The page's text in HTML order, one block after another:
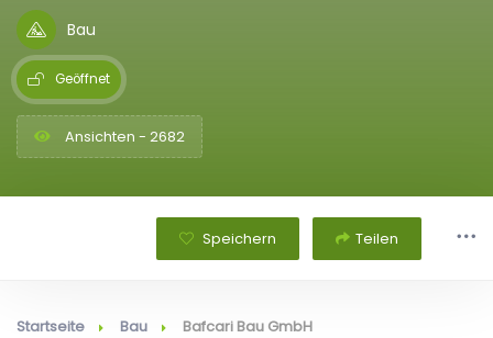
Bau
Geöffnet
Ansichten - 2682
Speichern Teilen
Startseite Bau Bafcari Bau GmbH